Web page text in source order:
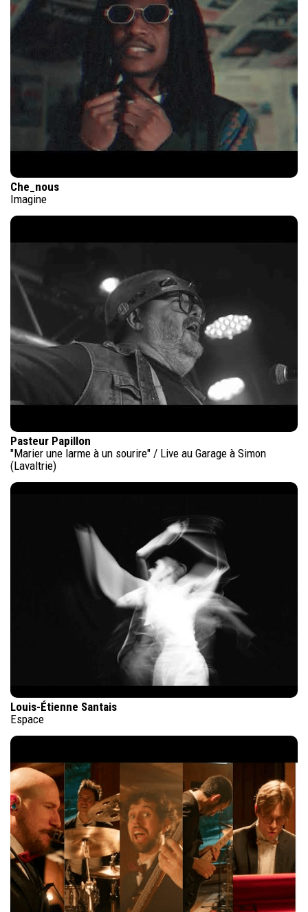
Che_nous
Imagine
Pasteur Papillon
"Marier une larme à un sourire" / Live au Garage à Simon
(Lavaltrie)
Louis-Étienne Santais
Espace